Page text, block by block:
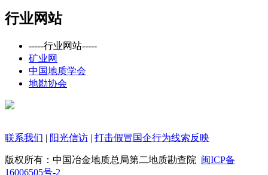
行业网站
-----行业网站-----
矿业网
中国地质学会
地勘协会
联系我们 | 阳光信访 | 打击假冒国企行为线索反映
版权所有： 中国冶金地质总局第二地质勘查院 闽ICP备
16006505号-2